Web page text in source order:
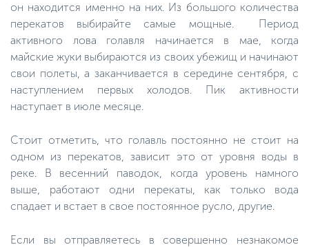
он находится именно на них. Из большого количества
перекатов выбирайте самые мощные. Период
активного лова голавля начинается в мае, когда
майские жуки выбираются из своих убежищ и начинают
свои полеты, а заканчивается в середине сентября, с
наступлением первых холодов. Пик активности
наступает в июле месяце.
Стоит отметить, что голавль постоянно не стоит на
одном из перекатов, зависит это от уровня воды в
реке. В весенний паводок, когда уровень намного
выше, работают одни перекаты, как только вода
спадает и встает в свое постоянное русло, другие.
Если вы отправляетесь в совершенно незнакомое